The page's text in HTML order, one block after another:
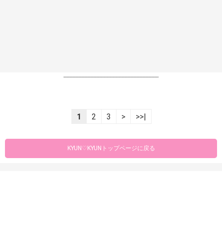
----------------------------------------------------------------
1 2 3 > >>|
KYUN♡KYUNトップページに戻る